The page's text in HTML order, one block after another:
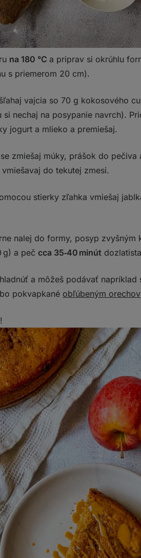
na180 °Ca priprav si okrúhlu
s priemerom 20 cm).
vajcia so 70 g kokosového
si nechaj na posypanie navrch).
jogurt a mlieko a premiešaj.
zmiešaj múky, prášok do pečiva
do tekutej zmesi.
stierky zľahka vmiešaj
nalej do formy, posyp zvyšným
g) a pečcca 35‑40 minút
a môžeš podávať napríklad
pokvapkané obľúbeným